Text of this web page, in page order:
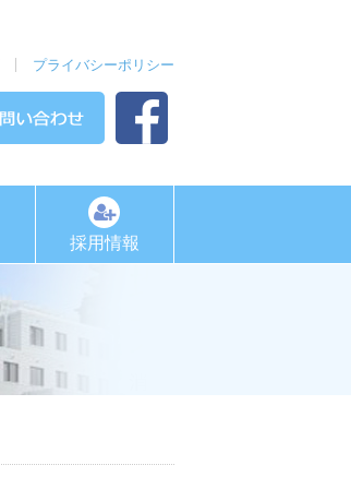
プライバシーポリシー
採用情報